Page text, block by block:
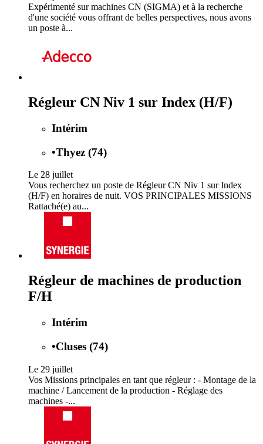
Expérimenté sur machines CN (SIGMA) et à la recherche
d'une société vous offrant de belles perspectives, nous avons
un poste à...
Régleur CN Niv 1 sur Index (H/F)
Intérim
•Thyez (74)
Le 28 juillet
Vous recherchez un poste de Régleur CN Niv 1 sur Index
(H/F) en horaires de nuit. VOS PRINCIPALES MISSIONS
Rattaché(e) au...
Régleur de machines de production
F/H
Intérim
•Cluses (74)
Le 29 juillet
Vos Missions principales en tant que régleur : - Montage de la
machine / Lancement de la production - Réglage des
machines -...